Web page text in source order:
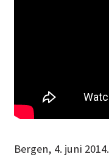
Bergen, 4. juni 2014.